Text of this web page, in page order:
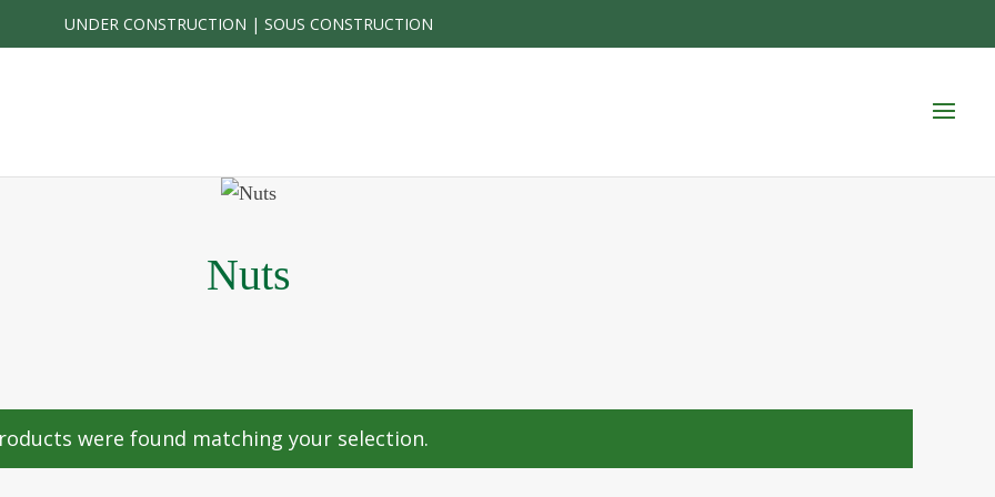
UNDER CONSTRUCTION | SOUS CONSTRUCTION
Nuts
were found matching your selection.